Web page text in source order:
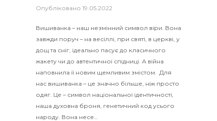
Опубліковано 19.05.2022
Вишиванка – наш незмінний символ віри. Вона
завжди поруч – на весіллі, при святі, в церкві, у
дощ та сніг, ідеально пасує до класичного
жакету чи до автентичної спідниці. А війна
наповнила її новим щемливим змістом. Для
нас вишиванка – це значно більше, ніж просто
одяг. Це – символ національної ідентичності,
наша духовна броня, генетичний код усього
народу. Вона несе…